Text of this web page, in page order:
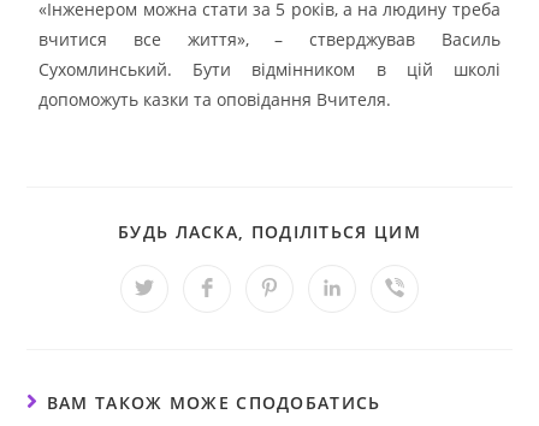
«Інженером можна стати за 5 років, а на людину треба
вчитися все життя», – стверджував Василь
Сухомлинський. Бути відмінником в цій школі
допоможуть казки та оповідання Вчителя.
БУДЬ ЛАСКА, ПОДІЛІТЬСЯ ЦИМ
ВАМ ТАКОЖ МОЖЕ СПОДОБАТИСЬ